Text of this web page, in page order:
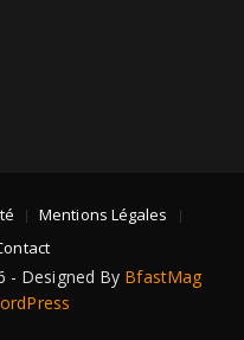
Mentions Légales
- Designed By BfastMag